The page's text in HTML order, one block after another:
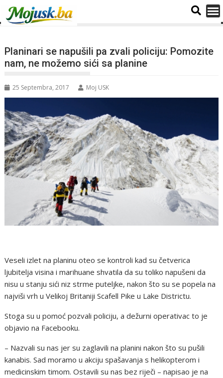
Planinari se napušili pa zvali policiju: Pomozite
nam, ne možemo sići sa planine
25 Septembra, 2017 Moj USK
Veseli izlet na planinu oteo se kontroli kad su četverica
ljubitelja visina i marihuane shvatila da su toliko napušeni da
nisu u stanju sići niz strme puteljke, nakon što su se popela na
najviši vrh u Velikoj Britaniji Scafell Pike u Lake Districtu.
Stoga su u pomoć pozvali policiju, a dežurni operativac to je
objavio na Facebooku.
– Nazvali su nas jer su zaglavili na planini nakon što su pušili
kanabis. Sad moramo u akciju spašavanja s helikopterom i
medicinskim timom. Ostavili su nas bez riječi – napisao je na